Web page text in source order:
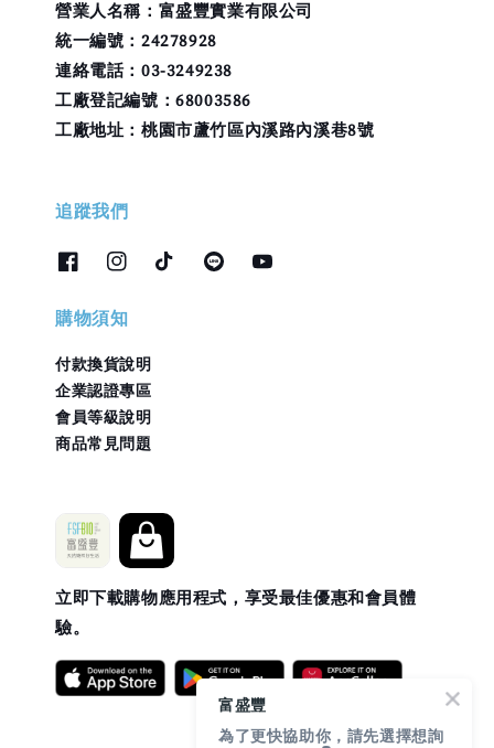
營業人名稱：富盛豐實業有限公司
統一編號：24278928
連絡電話：03-3249238
工廠登記編號：68003586
工廠地址：桃園市蘆竹區內溪路內溪巷8號
追蹤我們
購物須知
付款換貨說明
企業認證專區
會員等級說明
商品常見問題
立即下載購物應用程式，享受最佳優惠和會員體
驗。
富盛豐
為了更快協助你，請先選擇想詢